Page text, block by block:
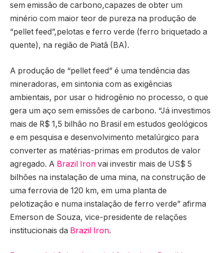
sem emissão de carbono,capazes de obter um
minério com maior teor de pureza na produção de
“pellet feed”,pelotas e ferro verde (ferro briquetado a
quente), na região de Piatã (BA).
A produção de “pellet feed” é uma tendência das
mineradoras, em sintonia com as exigências
ambientais, por usar o hidrogênio no processo, o que
gera um aço sem emissões de carbono. “Já investimos
mais de R$ 1,5 bilhão no Brasil em estudos geológicos
e em pesquisa e desenvolvimento metalúrgico para
converter as matérias-primas em produtos de valor
agregado. A Brazil Iron vai investir mais de US$ 5
bilhões na instalação de uma mina, na construção de
uma ferrovia de 120 km, em uma planta de
pelotização e numa instalação de ferro verde” afirma
Emerson de Souza, vice-presidente de relações
institucionais da Brazil Iron.